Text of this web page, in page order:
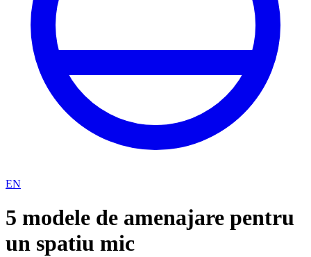
EN
5 modele de amenajare pentru
un spatiu mic